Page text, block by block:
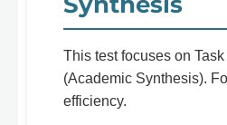
This test focuses on
(Academic Synthesis).
efficiency.